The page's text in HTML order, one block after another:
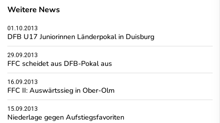
Weitere News
01.10.2013
DFB U17 Juniorinnen Länderpokal in Duisburg
29.09.2013
FFC scheidet aus DFB-Pokal aus
16.09.2013
FFC II: Auswärtssieg in Ober-Olm
15.09.2013
Niederlage gegen Aufstiegsfavoriten